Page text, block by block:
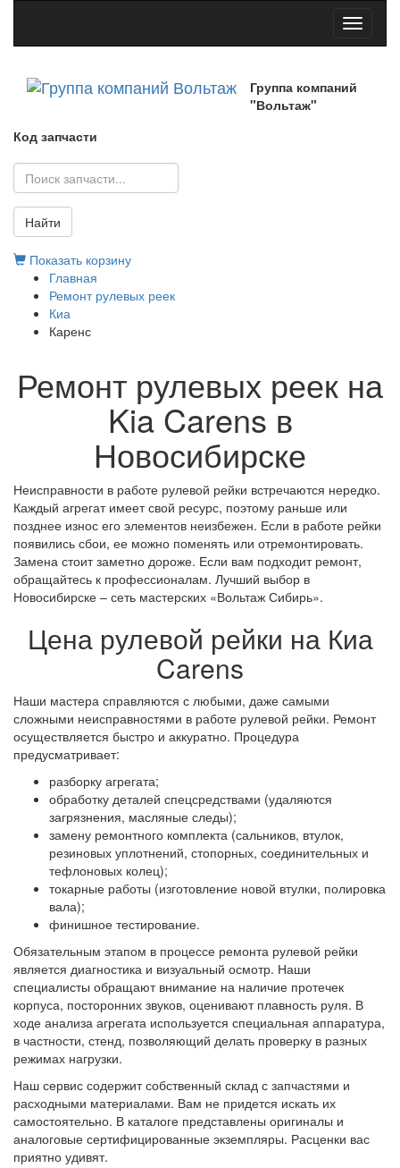
Toggle
Группа компаний
"Вольтаж"
Код запчасти
Найти
Показать корзину
Главная
Ремонт рулевых реек
Киа
Каренс
Ремонт рулевых реек на
Kia Carens в
Новосибирске
Неисправности в работе рулевой рейки встречаются нередко.
Каждый агрегат имеет свой ресурс, поэтому раньше или
позднее износ его элементов неизбежен. Если в работе рейки
появились сбои, ее можно поменять или отремонтировать.
Замена стоит заметно дороже. Если вам подходит ремонт,
обращайтесь к профессионалам. Лучший выбор в
Новосибирске – сеть мастерских «Вольтаж Сибирь».
Цена рулевой рейки на Киа
Carens
Наши мастера справляются с любыми, даже самыми
сложными неисправностями в работе рулевой рейки. Ремонт
осуществляется быстро и аккуратно. Процедура
предусматривает:
разборку агрегата;
обработку деталей спецсредствами (удаляются
загрязнения, масляные следы);
замену ремонтного комплекта (сальников, втулок,
резиновых уплотнений, стопорных, соединительных и
тефлоновых колец);
токарные работы (изготовление новой втулки, полировка
вала);
финишное тестирование.
Обязательным этапом в процессе ремонта рулевой рейки
является диагностика и визуальный осмотр. Наши
специалисты обращают внимание на наличие протечек
корпуса, посторонних звуков, оценивают плавность руля. В
ходе анализа агрегата используется специальная аппаратура,
в частности, стенд, позволяющий делать проверку в разных
режимах нагрузки.
Наш сервис содержит собственный склад с запчастями и
расходными материалами. Вам не придется искать их
самостоятельно. В каталоге представлены оригиналы и
аналоговые сертифицированные экземпляры. Расценки вас
приятно удивят.